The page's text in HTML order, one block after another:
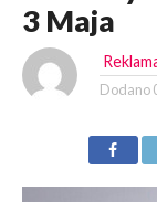
3 Maja
Dodano